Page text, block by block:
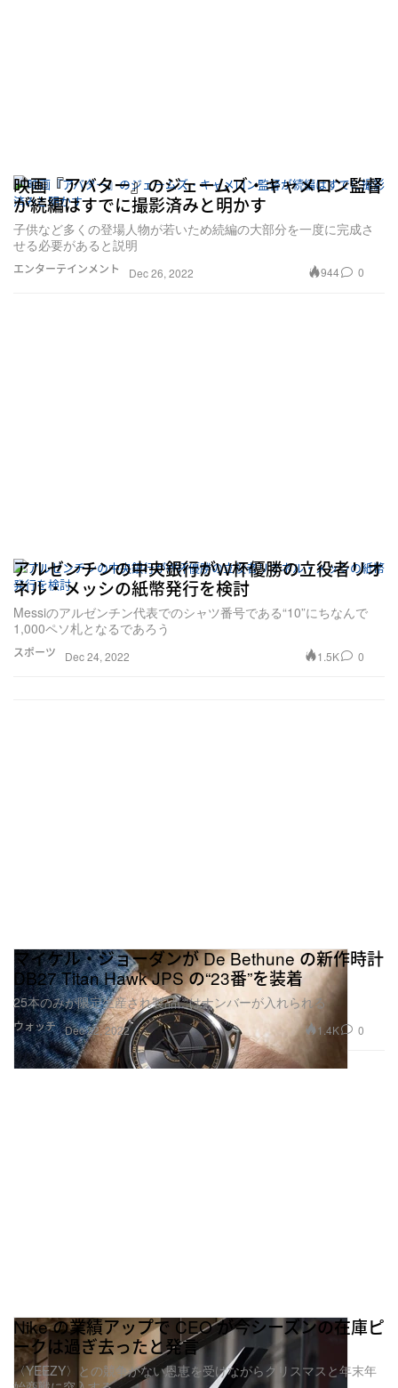
エンターテインメント
映画『アバター』のジェームズ・キャメロン監督
が続編はすでに撮影済みと明かす
子供など多くの登場人物が若いため続編の大部分を一度に完成さ
せる必要があると説明
Dec 26, 2022 944 0
スポーツ
アルゼンチンの中央銀行がW杯優勝の立役者リオ
ネル・メッシの紙幣発行を検討
Messiのアルゼンチン代表でのシャツ番号である“10”にちなんで
1,000ペソ札となるであろう
Dec 24, 2022 1.5K 0
ウォッチ
マイケル・ジョーダンが De Bethune の新作時計
DB27 Titan Hawk JPS の“23番”を装着
25本のみが限定生産され製品にはナンバーが入れられる
Dec 22, 2022 1.4K 0
Nike の業績アップで CEO が今シーズンの在庫ピ
ークは過ぎ去ったと発言
〈YEEZY〉との競争がない恩恵を受けながらクリスマスと年末年